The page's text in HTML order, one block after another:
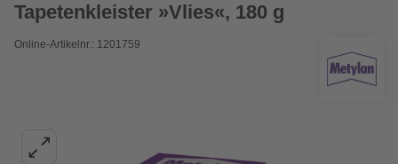
Tapetenkleister »Vlies«, 180 g
Online-Artikelnr.: 1201759